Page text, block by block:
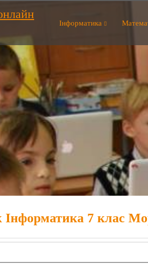
Інформатика
Інформатика 7 клас